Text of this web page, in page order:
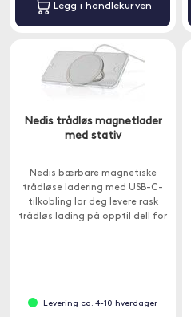
Legg i handlekurven
Nedis trådløs magnetlader
med stativ
Nedis bærbare magnetiske
trådløse ladering med USB-C-
tilkobling lar deg levere rask
trådløs lading på opptil dell for
Levering ca. 4-10 hverdager